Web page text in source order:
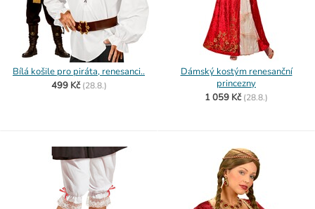
Bílá košile pro piráta, renesanci..
499 Kč (28.8.)
Dámský kostým renesanční
princezny
1 059 Kč (28.8.)